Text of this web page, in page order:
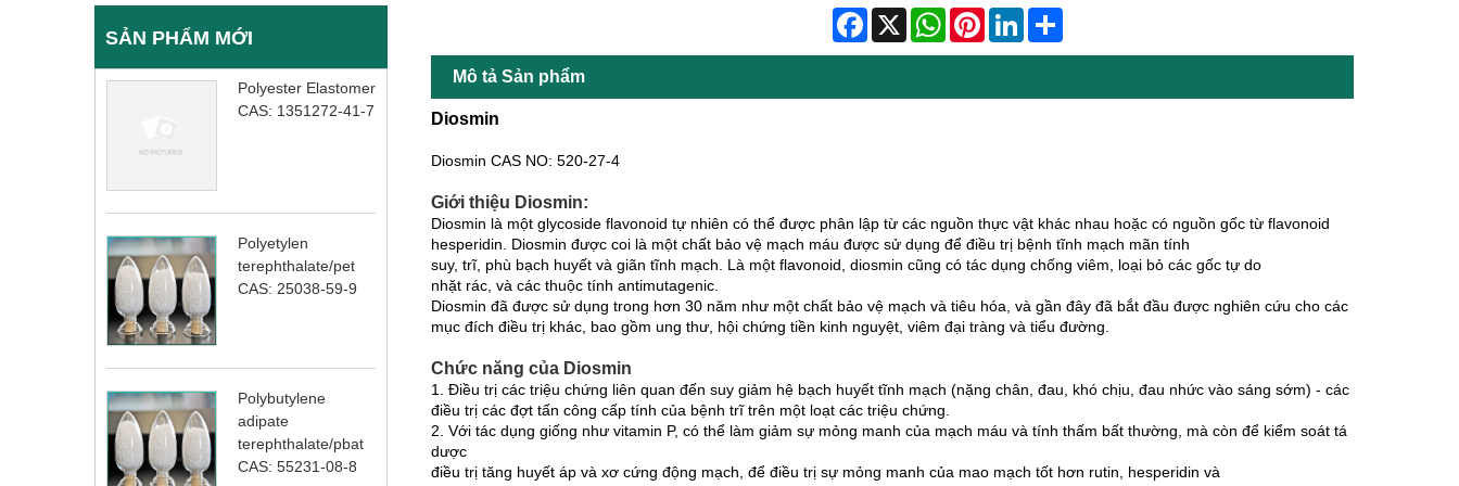
SẢN PHẨM MỚI
Polyester Elastomer
CAS: 1351272-41-7
Polyetylen
terephthalate/pet
CAS: 25038-59-9
Polybutylene
adipate
terephthalate/pbat
CAS: 55231-08-8
Facebook
X WhatsAppPinterestLinkedInShare
Mô tả Sản phẩm
Diosmin
Diosmin CAS NO: 520-27-4
Giới thiệu Diosmin:
Diosmin là một glycoside flavonoid tự nhiên có thể được phân lập từ các nguồn thực vật khác nhau hoặc có nguồn gốc từ flavonoid
hesperidin. Diosmin được coi là một chất bảo vệ mạch máu được sử dụng để điều trị bệnh tĩnh mạch mãn tính
suy, trĩ, phù bạch huyết và giãn tĩnh mạch. Là một flavonoid, diosmin cũng có tác dụng chống viêm, loại bỏ các gốc tự do
nhặt rác, và các thuộc tính antimutagenic.
Diosmin đã được sử dụng trong hơn 30 năm như một chất bảo vệ mạch và tiêu hóa, và gần đây đã bắt đầu được nghiên cứu cho các
mục đích điều trị khác, bao gồm ung thư, hội chứng tiền kinh nguyệt, viêm đại tràng và tiểu đường.
Chức năng của Diosmin
1. Điều trị các triệu chứng liên quan đến suy giảm hệ bạch huyết tĩnh mạch (nặng chân, đau, khó chịu, đau nhức vào sáng sớm) - các
điều trị các đợt tấn công cấp tính của bệnh trĩ trên một loạt các triệu chứng.
2. Với tác dụng giống như vitamin P, có thể làm giảm sự mỏng manh của mạch máu và tính thấm bất thường, mà còn để kiểm soát tá
dược
điều trị tăng huyết áp và xơ cứng động mạch, để điều trị sự mỏng manh của mao mạch tốt hơn rutin, hesperidin và